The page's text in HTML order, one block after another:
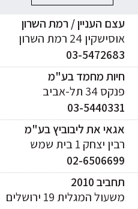
העניין / רמת השרון
24 רמת השרון
03-
מחמד בע"מ
34 תל-אביב
03-
את ליבוביץ בע"מ
יצחק 1 בית שמש
02-
2010
המגלית 19 ירושלים